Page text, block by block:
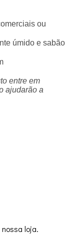
ou
úmido e sabão
entre em
ajudarão a
loja.